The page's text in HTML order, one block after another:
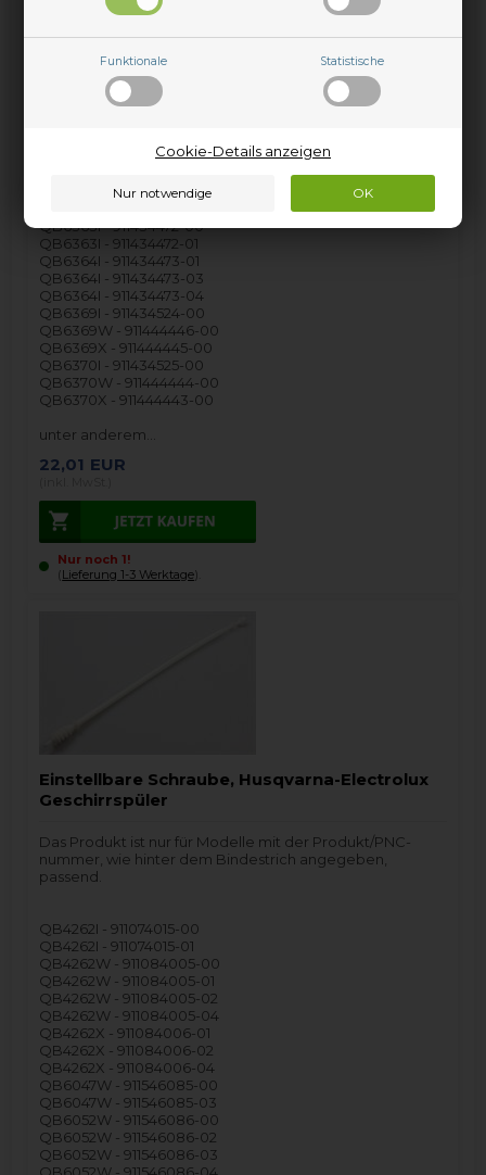
Funktionale Statistische
Cookie-Details anzeigen
QB6258X - 911444401-01
QB6259W - 911444448-00
QB6268W - 911444397-01
QB6268W - 911444397-02
QB6268W - 911444397-03
QB6268X - 911444396-02
QB6268X - 911444396-04
QB6363I - 911434472-00
QB6363I - 911434472-01
QB6364I - 911434473-01
QB6364I - 911434473-03
QB6364I - 911434473-04
QB6369I - 911434524-00
QB6369W - 911444446-00
QB6369X - 911444445-00
QB6370I - 911434525-00
QB6370W - 911444444-00
QB6370X - 911444443-00
unter anderem…
22,01 EUR
Nur noch 1!
(Lieferung 1-3 Werktage).
Einstellbare Schraube, Husqvarna-Electrolux
Geschirrspüler
Das Produkt ist nur für Modelle mit der Produkt/PNC-
nummer, wie hinter dem Bindestrich angegeben,
passend.
QB4262I - 911074015-00
QB4262I - 911074015-01
QB4262W - 911084005-00
QB4262W - 911084005-01
QB4262W - 911084005-02
QB4262W - 911084005-04
QB4262X - 911084006-01
QB4262X - 911084006-02
QB4262X - 911084006-04
QB6047W - 911546085-00
QB6047W - 911546085-03
QB6052W - 911546086-00
QB6052W - 911546086-02
QB6052W - 911546086-03